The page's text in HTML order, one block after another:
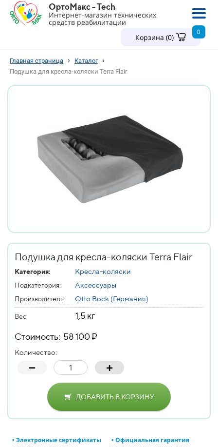
ОртоМакс - Tech
Интернет-магазин технических
средств реабилитации
Корзина (0)
0
Главная страница › Каталог ›
Подушка для кресла-коляски Terra Flair
Подушка для кресла-коляски Terra Flair
Категория: Кресла-коляски
Подкатегория: Аксессуары
Производитель: Otto Bock (Германия)
Вес: 1,5 кг
Стоимость: 58 100 ₽
Количество:
ДОБАВИТЬ В КОРЗИНУ
• Электронные сертификаты • Официальная гарантия